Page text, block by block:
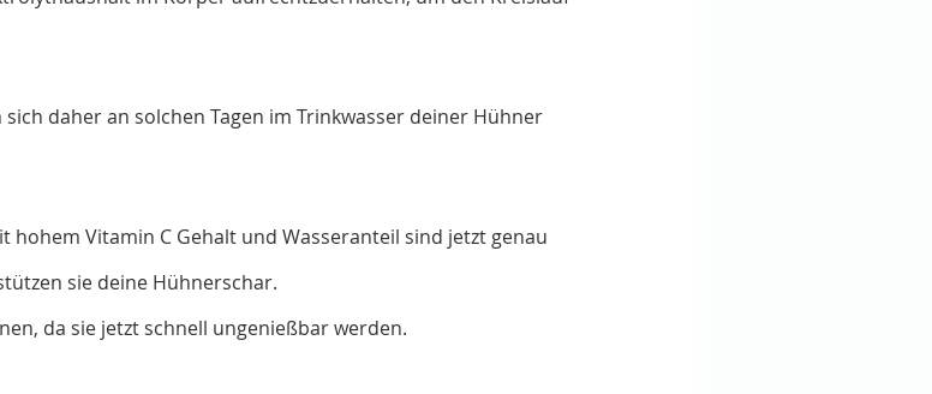
sich daher an solchen Tagen im Trinkwasser deiner Hühner
hohem Vitamin C Gehalt und Wasseranteil sind jetzt genau
sie deine Hühnerschar.
da sie jetzt schnell ungenießbar werden.